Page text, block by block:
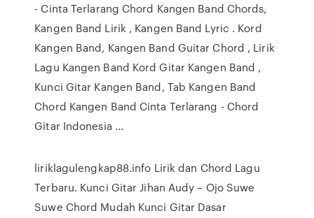
- Cinta Terlarang Chord Kangen Band Chords,
Kangen Band Lirik , Kangen Band Lyric . Kord
Kangen Band, Kangen Band Guitar Chord , Lirik
Lagu Kangen Band Kord Gitar Kangen Band ,
Kunci Gitar Kangen Band, Tab Kangen Band
Chord Kangen Band Cinta Terlarang - Chord
Gitar Indonesia ...
liriklagulengkap88.info Lirik dan Chord Lagu
Terbaru. Kunci Gitar Jihan Audy – Ojo Suwe
Suwe Chord Mudah Kunci Gitar Dasar